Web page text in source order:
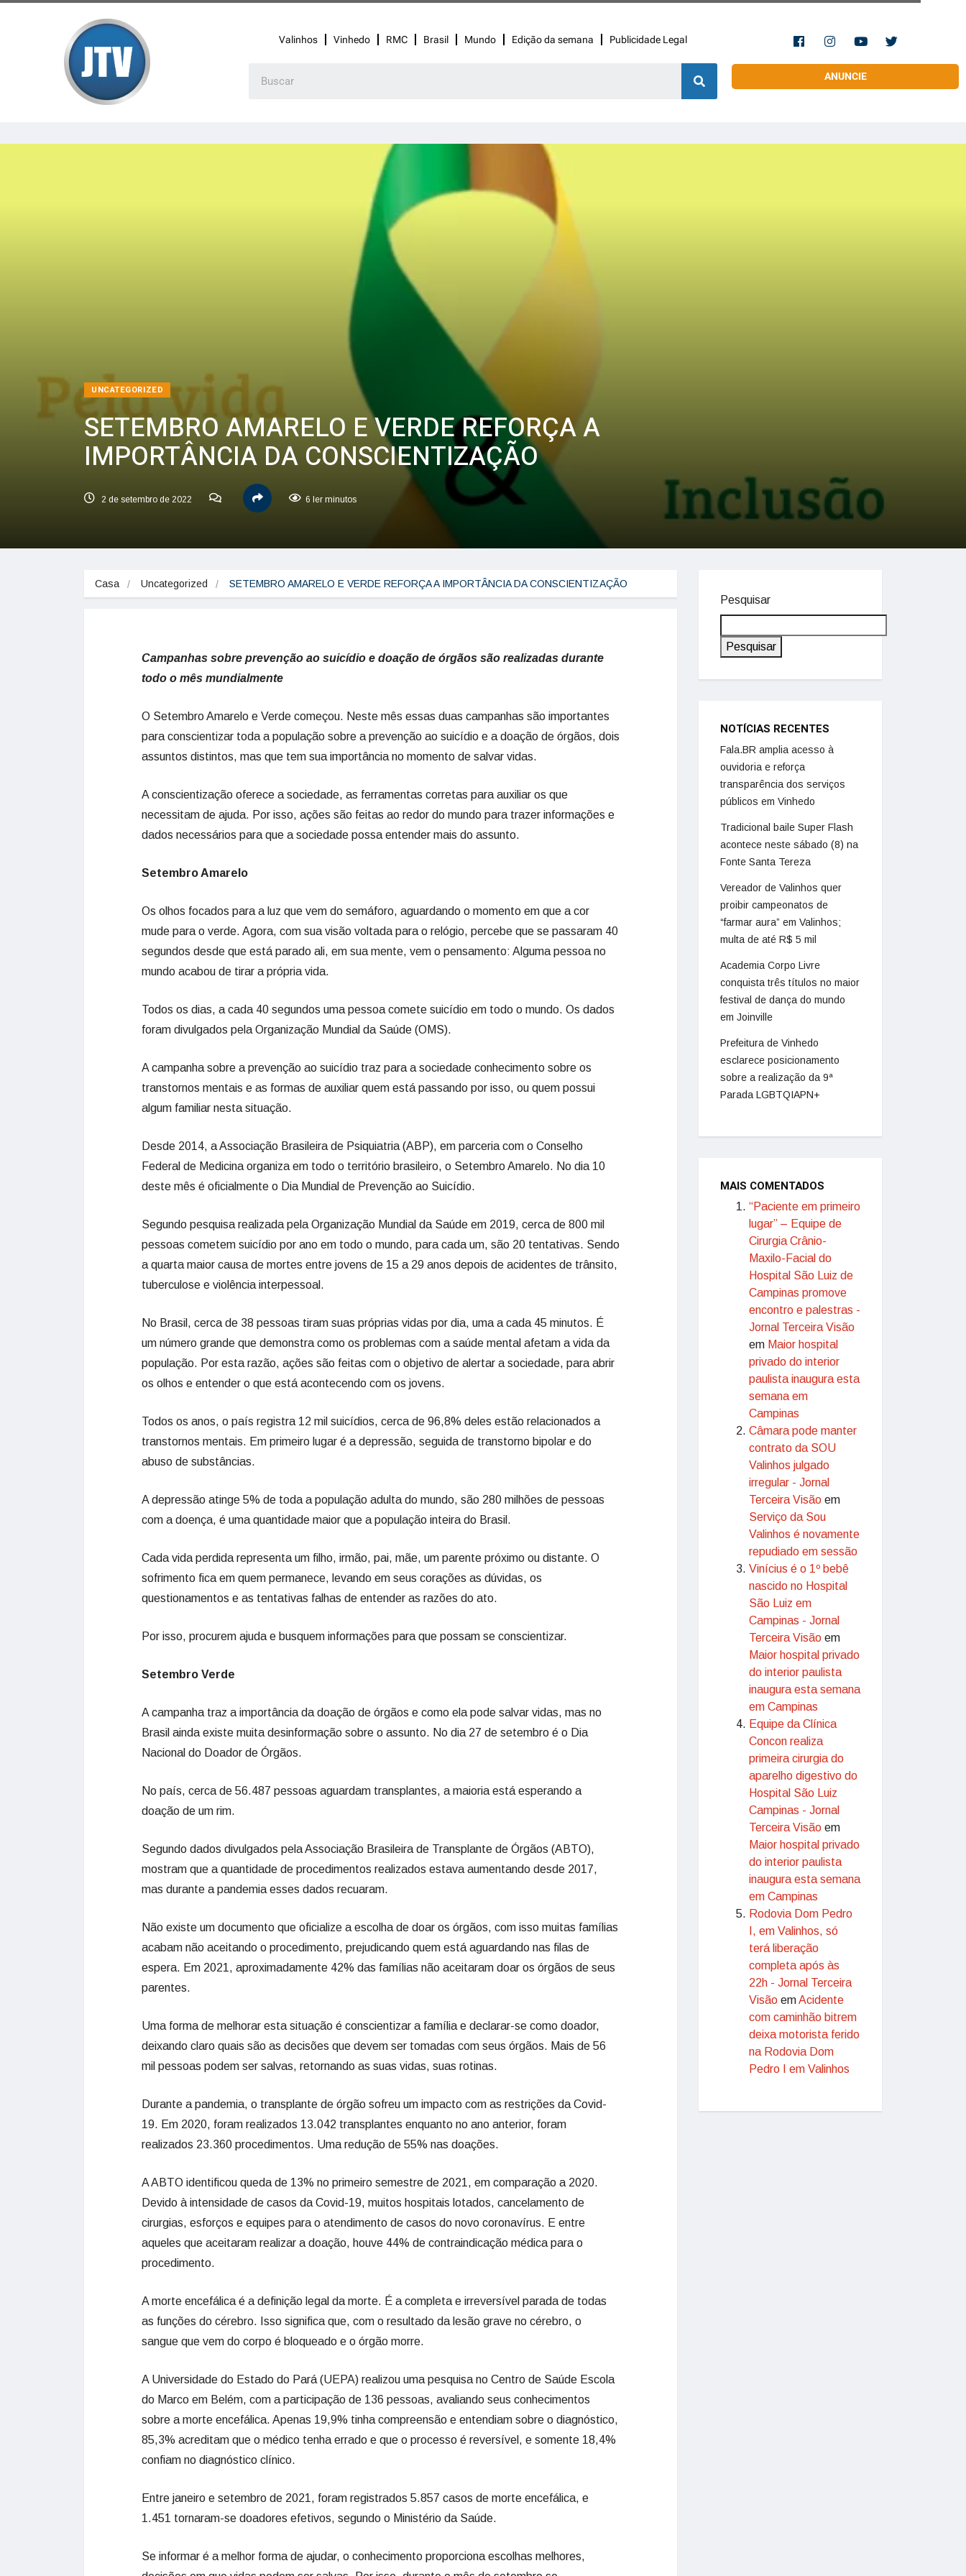
Valinhos Vinhedo RMC Brasil Mundo Edição da semana Publicidade Legal
ANUNCIE
UNCATEGORIZED
SETEMBRO AMARELO E VERDE REFORÇA A
IMPORTÂNCIA DA CONSCIENTIZAÇÃO
2 de setembro de 2022 6 ler minutos
Casa Uncategorized SETEMBRO AMARELO E VERDE REFORÇA A IMPORTÂNCIA DA CONSCIENTIZAÇÃO
Campanhas sobre prevenção ao suicídio e doação de órgãos são realizadas durante
todo o mês mundialmente
O Setembro Amarelo e Verde começou. Neste mês essas duas campanhas são importantes
para conscientizar toda a população sobre a prevenção ao suicídio e a doação de órgãos, dois
assuntos distintos, mas que tem sua importância no momento de salvar vidas.
A conscientização oferece a sociedade, as ferramentas corretas para auxiliar os que
necessitam de ajuda. Por isso, ações são feitas ao redor do mundo para trazer informações e
dados necessários para que a sociedade possa entender mais do assunto.
Setembro Amarelo
Os olhos focados para a luz que vem do semáforo, aguardando o momento em que a cor
mude para o verde. Agora, com sua visão voltada para o relógio, percebe que se passaram 40
segundos desde que está parado ali, em sua mente, vem o pensamento: Alguma pessoa no
mundo acabou de tirar a própria vida.
Todos os dias, a cada 40 segundos uma pessoa comete suicídio em todo o mundo. Os dados
foram divulgados pela Organização Mundial da Saúde (OMS).
A campanha sobre a prevenção ao suicídio traz para a sociedade conhecimento sobre os
transtornos mentais e as formas de auxiliar quem está passando por isso, ou quem possui
algum familiar nesta situação.
Desde 2014, a Associação Brasileira de Psiquiatria (ABP), em parceria com o Conselho
Federal de Medicina organiza em todo o território brasileiro, o Setembro Amarelo. No dia 10
deste mês é oficialmente o Dia Mundial de Prevenção ao Suicídio.
Segundo pesquisa realizada pela Organização Mundial da Saúde em 2019, cerca de 800 mil
pessoas cometem suicídio por ano em todo o mundo, para cada um, são 20 tentativas. Sendo
a quarta maior causa de mortes entre jovens de 15 a 29 anos depois de acidentes de trânsito,
tuberculose e violência interpessoal.
No Brasil, cerca de 38 pessoas tiram suas próprias vidas por dia, uma a cada 45 minutos. É
um número grande que demonstra como os problemas com a saúde mental afetam a vida da
população. Por esta razão, ações são feitas com o objetivo de alertar a sociedade, para abrir
os olhos e entender o que está acontecendo com os jovens.
Todos os anos, o país registra 12 mil suicídios, cerca de 96,8% deles estão relacionados a
transtornos mentais. Em primeiro lugar é a depressão, seguida de transtorno bipolar e do
abuso de substâncias.
A depressão atinge 5% de toda a população adulta do mundo, são 280 milhões de pessoas
com a doença, é uma quantidade maior que a população inteira do Brasil.
Cada vida perdida representa um filho, irmão, pai, mãe, um parente próximo ou distante. O
sofrimento fica em quem permanece, levando em seus corações as dúvidas, os
questionamentos e as tentativas falhas de entender as razões do ato.
Por isso, procurem ajuda e busquem informações para que possam se conscientizar.
Setembro Verde
A campanha traz a importância da doação de órgãos e como ela pode salvar vidas, mas no
Brasil ainda existe muita desinformação sobre o assunto. No dia 27 de setembro é o Dia
Nacional do Doador de Órgãos.
No país, cerca de 56.487 pessoas aguardam transplantes, a maioria está esperando a
doação de um rim.
Segundo dados divulgados pela Associação Brasileira de Transplante de Órgãos (ABTO),
mostram que a quantidade de procedimentos realizados estava aumentando desde 2017,
mas durante a pandemia esses dados recuaram.
Não existe um documento que oficialize a escolha de doar os órgãos, com isso muitas famílias
acabam não aceitando o procedimento, prejudicando quem está aguardando nas filas de
espera. Em 2021, aproximadamente 42% das famílias não aceitaram doar os órgãos de seus
parentes.
Uma forma de melhorar esta situação é conscientizar a família e declarar-se como doador,
deixando claro quais são as decisões que devem ser tomadas com seus órgãos. Mais de 56
mil pessoas podem ser salvas, retornando as suas vidas, suas rotinas.
Durante a pandemia, o transplante de órgão sofreu um impacto com as restrições da Covid-
19. Em 2020, foram realizados 13.042 transplantes enquanto no ano anterior, foram
realizados 23.360 procedimentos. Uma redução de 55% nas doações.
A ABTO identificou queda de 13% no primeiro semestre de 2021, em comparação a 2020.
Devido à intensidade de casos da Covid-19, muitos hospitais lotados, cancelamento de
cirurgias, esforços e equipes para o atendimento de casos do novo coronavírus. E entre
aqueles que aceitaram realizar a doação, houve 44% de contraindicação médica para o
procedimento.
A morte encefálica é a definição legal da morte. É a completa e irreversível parada de todas
as funções do cérebro. Isso significa que, com o resultado da lesão grave no cérebro, o
sangue que vem do corpo é bloqueado e o órgão morre.
A Universidade do Estado do Pará (UEPA) realizou uma pesquisa no Centro de Saúde Escola
do Marco em Belém, com a participação de 136 pessoas, avaliando seus conhecimentos
sobre a morte encefálica. Apenas 19,9% tinha compreensão e entendiam sobre o diagnóstico,
85,3% acreditam que o médico tenha errado e que o processo é reversível, e somente 18,4%
confiam no diagnóstico clínico.
Entre janeiro e setembro de 2021, foram registrados 5.857 casos de morte encefálica, e
1.451 tornaram-se doadores efetivos, segundo o Ministério da Saúde.
Se informar é a melhor forma de ajudar, o conhecimento proporciona escolhas melhores,
Pesquisar
Pesquisar
NOTÍCIAS RECENTES
Fala.BR amplia acesso à
ouvidoria e reforça
transparência dos serviços
públicos em Vinhedo
Tradicional baile Super Flash
acontece neste sábado (8) na
Fonte Santa Tereza
Vereador de Valinhos quer
proibir campeonatos de
“farmar aura” em Valinhos;
multa de até R$ 5 mil
Academia Corpo Livre
conquista três títulos no maior
festival de dança do mundo
em Joinville
Prefeitura de Vinhedo
esclarece posicionamento
sobre a realização da 9ª
Parada LGBTQIAPN+
MAIS COMENTADOS
“Paciente em primeiro
lugar” – Equipe de
Cirurgia Crânio-
Maxilo-Facial do
Hospital São Luiz de
Campinas promove
encontro e palestras -
Jornal Terceira Visão
em Maior hospital
privado do interior
paulista inaugura esta
semana em
Campinas
Câmara pode manter
contrato da SOU
Valinhos julgado
irregular - Jornal
Terceira Visão em
Serviço da Sou
Valinhos é novamente
repudiado em sessão
Vinícius é o 1º bebê
nascido no Hospital
São Luiz em
Campinas - Jornal
Terceira Visão em
Maior hospital privado
do interior paulista
inaugura esta semana
em Campinas
Equipe da Clínica
Concon realiza
primeira cirurgia do
aparelho digestivo do
Hospital São Luiz
Campinas - Jornal
Terceira Visão em
Maior hospital privado
do interior paulista
inaugura esta semana
em Campinas
Rodovia Dom Pedro
I, em Valinhos, só
terá liberação
completa após às
22h - Jornal Terceira
Visão emAcidente
com caminhão bitrem
deixa motorista ferido
na Rodovia Dom
Pedro I em Valinhos